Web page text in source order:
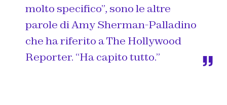
molto specifico”, sono le altre
parole di Amy Sherman-Palladino
che ha riferito aThe Hollywood
Reporter. “Ha capito tutto.”